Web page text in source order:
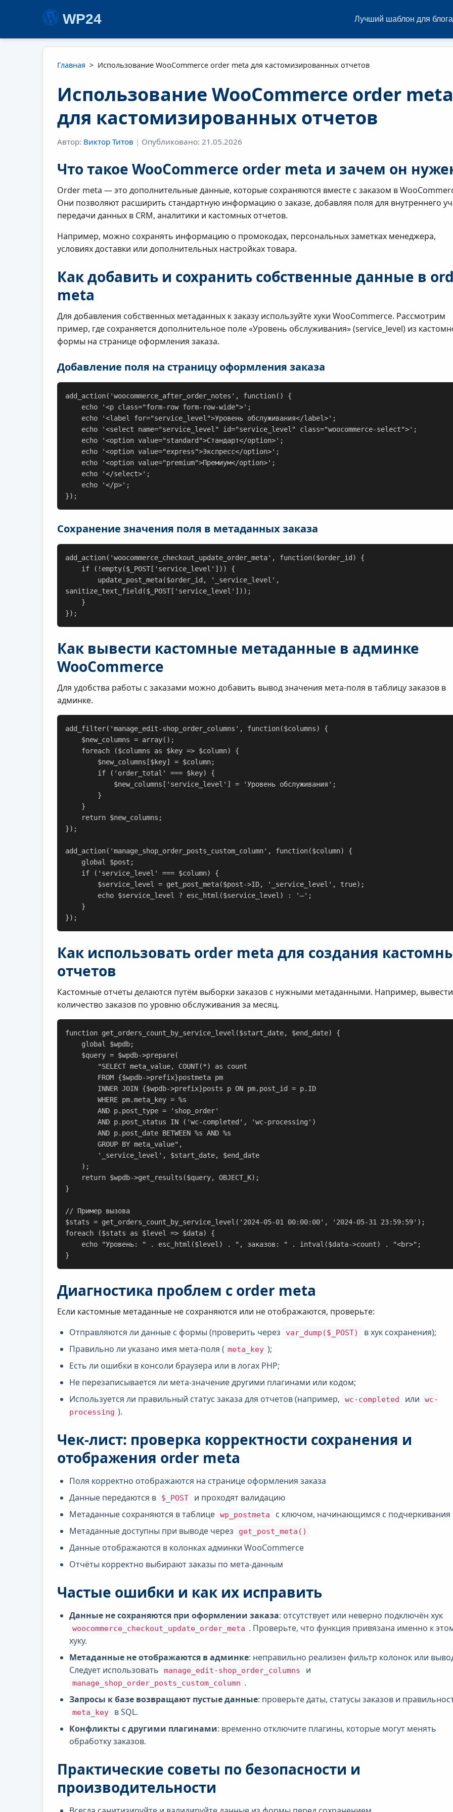
WP24 Лучший шаблон для блога
Главная > Использование WooCommerce order meta для кастомизированных отчетов
Использование WooCommerce order meta
для кастомизированных отчетов
Автор: Виктор Титов | Опубликовано: 21.05.2026
Что такое WooCommerce order meta и зачем он
Order meta — это дополнительные данные, которые сохраняются вместе с заказом в
Они позволяют расширить стандартную информацию о заказе, добавляя поля для внутреннего
передачи данных в CRM, аналитики и кастомных отчетов.
Например, можно сохранять информацию о промокодах, персональных заметках менеджера,
условиях доставки или дополнительных настройках товара.
Как добавить и сохранить собственные данные в
meta
Для добавления собственных метаданных к заказу используйте хуки WooCommerce. Рассмотрим
пример, где сохраняется дополнительное поле «Уровень обслуживания» (service_level) из
формы на странице оформления заказа.
Добавление поля на страницу оформления заказа
add_action('woocommerce_after_order_notes', function() {
});
Сохранение значения поля в метаданных заказа
add_action('woocommerce_checkout_update_order_meta', function($order_id) {
sanitize_text_field($_POST['service_level']));
});
Как вывести кастомные метаданные в админке
WooCommerce
Для удобства работы с заказами можно добавить вывод значения мета-поля в таблицу заказов в
админке.
add_filter('manage_edit-shop_order_columns', function($columns) {
});
add_action('manage_shop_order_posts_custom_column', function($column) {
});
Как использовать order meta для создания
отчетов
Кастомные отчеты делаются путём выборки заказов с нужными метаданными. Например, вывести
количество заказов по уровню обслуживания за месяц.
function get_orders_count_by_service_level($start_date, $end_date) {
}
// Пример вызова
$stats = get_orders_count_by_service_level('2024-05-01 00:00:00', '2024-05-31 23:59:59');
foreach ($stats as $level => $data) {
}
Диагностика проблем с order meta
Если кастомные метаданные не сохраняются или не отображаются, проверьте:
Отправляются ли данные с формы (проверить через
var_dump($_POST)
в хук сохранения);
Правильно ли указано имя мета-поля ( meta_key );
Есть ли ошибки в консоли браузера или в логах PHP;
Не перезаписывается ли мета-значение другими плагинами или кодом;
Используется ли правильный статус заказа для отчетов (например,
wc-completed или
wc-
processing ).
Чек-лист: проверка корректности сохранения и
отображения order meta
Поля корректно отображаются на странице оформления заказа
Данные передаются в
$_POST
и проходят валидацию
Метаданные сохраняются в таблице wp_postmeta
с ключом, начинающимся с подчеркивания
Метаданные доступны при выводе через
get_post_meta()
Данные отображаются в колонках админки WooCommerce
Отчёты корректно выбирают заказы по мета-данным
Частые ошибки и как их исправить
Данные не сохраняются при оформлении заказа: отсутствует или неверно подключён хук
woocommerce_checkout_update_order_meta . Проверьте, что функция привязана именно к
хуку.
Метаданные не отображаются в админке: неправильно реализен фильтр колонок или
Следует использовать
manage_edit-shop_order_columns и
manage_shop_order_posts_custom_column .
Запросы к базе возвращают пустые данные: проверьте даты, статусы заказов и
meta_key
в SQL.
Конфликты с другими плагинами: временно отключите плагины, которые могут менять
обработку заказов.
Практические советы по безопасности и
производительности